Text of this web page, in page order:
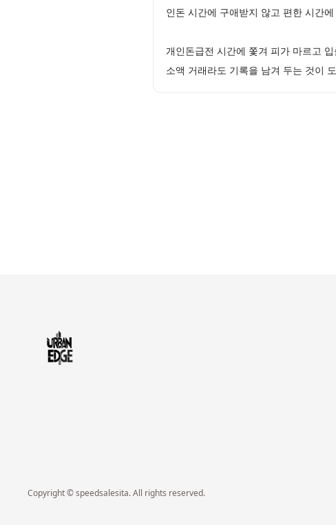
인돈 시간에 구애받지 않고 편한 시간
개인돈급전 시간에 쫓겨 피가 마르고
소액 거래라도 기록을 남겨 두는 것이
Copyright © speedsalesita. All rights reserved.